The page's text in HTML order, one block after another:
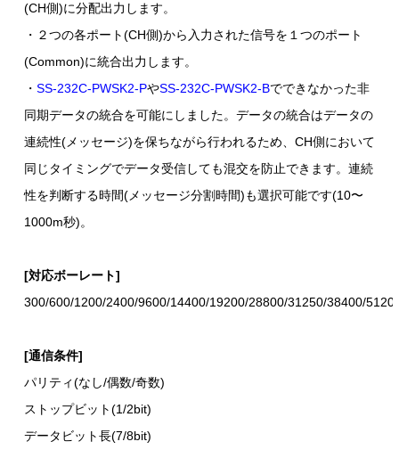
(CH側)に分配出力します。
・２つの各ポート(CH側)から入力された信号を１つのポート
(Common)に統合出力します。
・ SS-232C-PWSK2-PやSS-232C-PWSK2-Bでできなかった非
同期データの統合を可能にしました。データの統合はデータの
連続性(メッセージ)を保ちながら行われるため、CH側において
同じタイミングでデータ受信しても混交を防止できます。連続
性を判断する時間(メッセージ分割時間)も選択可能です(10〜
1000m秒)。
[対応ボーレート]
300/600/1200/2400/9600/14400/19200/28800/31250/38400/
[通信条件]
パリティ(なし/偶数/奇数)
ストップビット(1/2bit)
データビット長(7/8bit)